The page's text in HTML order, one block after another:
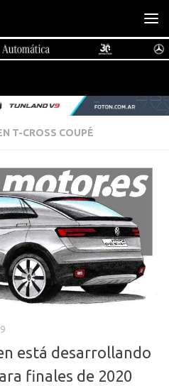
T-CROSS COUPÉ
está desarrollando
finales de 2020